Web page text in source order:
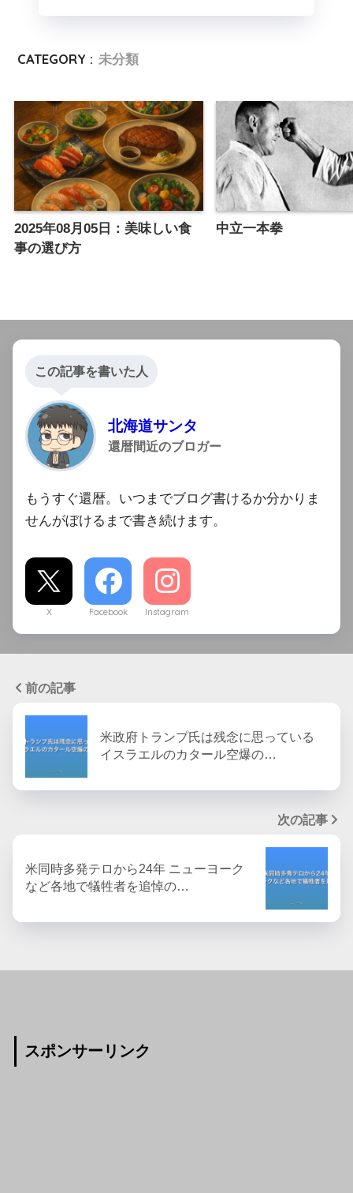
CATEGORY : 未分類
2025年08月05日：美味しい食
事の選び方
中立一本拳
この記事を書いた人
北海道サンタ
還暦間近のブロガー
もうすぐ還暦。いつまでブログ書けるか分かりま
せんがぼけるまで書き続けます。
X Facebook Instagram
前の記事
米政府トランプ氏は残念に思っている
イスラエルのカタール空爆の…
次の記事
米同時多発テロから24年 ニューヨーク
など各地で犠牲者を追悼の…
スポンサーリンク